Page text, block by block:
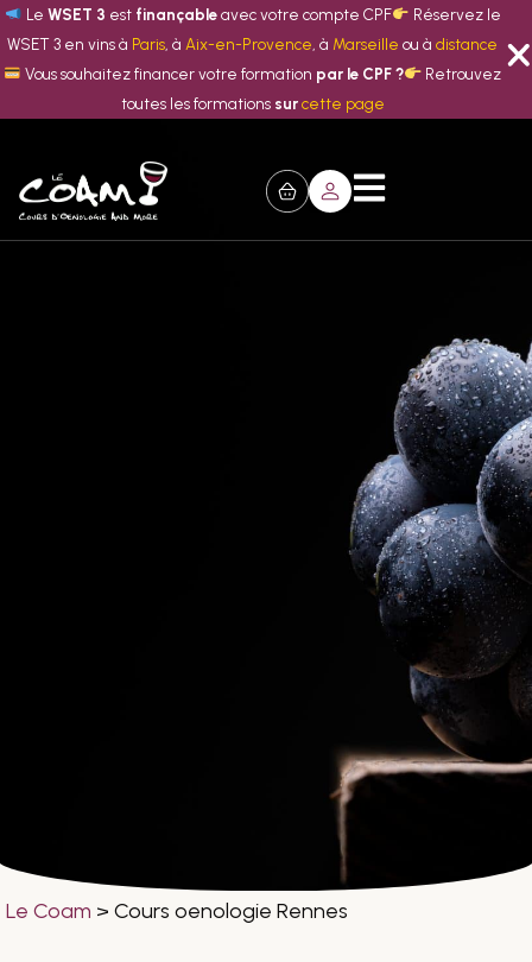
Le WSET 3 est finançableavec votre compte CPF
Réservez le
WSET 3 en vins à Paris, à Aix-en-Provence, à Marseille ou àdistance
Vous souhaitez financer votre formation par le CPF ?
Retrouvez
toutes les formations surcette page
Le Coam > Cours oenologie Rennes